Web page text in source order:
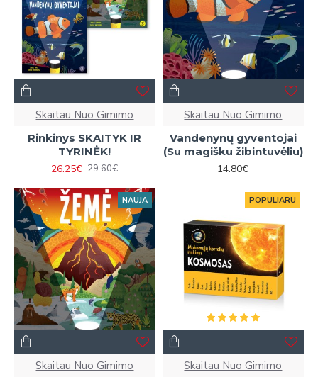
Skaitau Nuo Gimimo
Rinkinys SKAITYK IR
TYRINĖK!
26.25€ 29.60€
Skaitau Nuo Gimimo
Vandenynų gyventojai
(Su magišku žibintuvėliu)
14.80€
NAUJA
Skaitau Nuo Gimimo
POPULIARU
Skaitau Nuo Gimimo